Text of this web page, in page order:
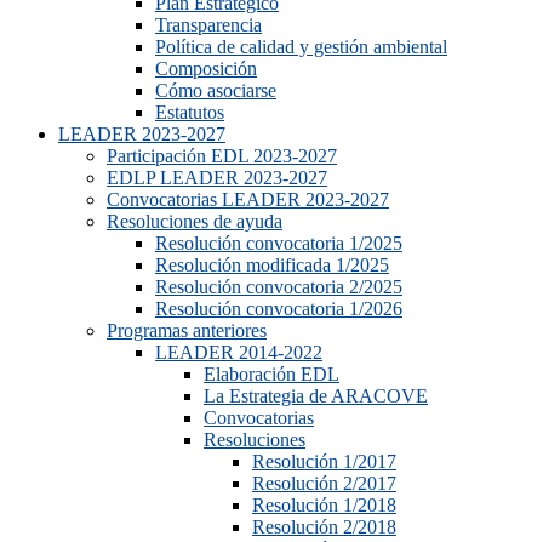
Transparencia
Política de calidad y gestión ambiental
Composición
Cómo asociarse
Estatutos
LEADER 2023-2027
Participación EDL 2023-2027
EDLP LEADER 2023-2027
Convocatorias LEADER 2023-2027
Resoluciones de ayuda
Resolución convocatoria 1/2025
Resolución modificada 1/2025
Resolución convocatoria 2/2025
Resolución convocatoria 1/2026
Programas anteriores
LEADER 2014-2022
Elaboración EDL
La Estrategia de ARACOVE
Convocatorias
Resoluciones
Resolución 1/2017
Resolución 2/2017
Resolución 1/2018
Resolución 2/2018